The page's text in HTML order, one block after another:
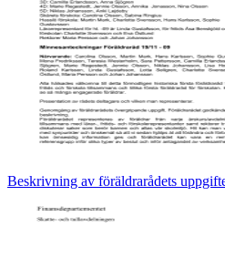
Beskrivning av föräldrarådets